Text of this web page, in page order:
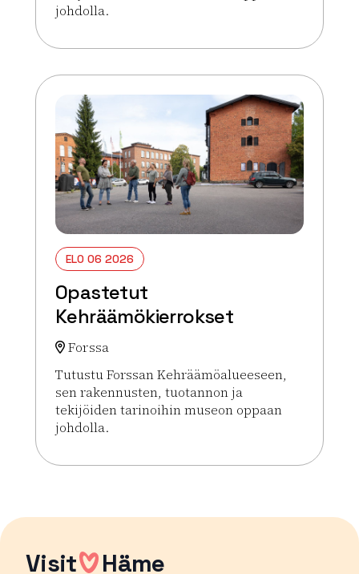
johdolla.
Lue lisää tapahtumasta Opastetut
ELO 06 2026
Opastetut
Kehräämökierrokset
Forssa
Tutustu Forssan Kehräämöalueeseen,
sen rakennusten, tuotannon ja
tekijöiden tarinoihin museon oppaan
johdolla.
Lue lisää tapahtumasta Opastetut
Visit Häme